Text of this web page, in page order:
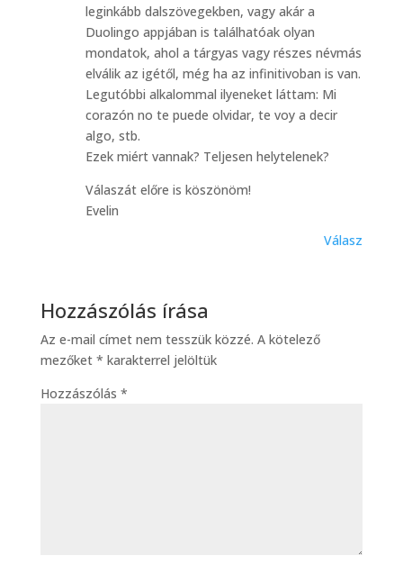
leginkább dalszövegekben, vagy akár a
Duolingo appjában is találhatóak olyan
mondatok, ahol a tárgyas vagy részes névmás
elválik az igétől, még ha az infinitivoban is van.
Legutóbbi alkalommal ilyeneket láttam: Mi
corazón no te puede olvidar, te voy a decir
algo, stb.
Ezek miért vannak? Teljesen helytelenek?
Válaszát előre is köszönöm!
Evelin
Válasz
Hozzászólás írása
Az e-mail címet nem tesszük közzé. A kötelező
mezőket * karakterrel jelöltük
Hozzászólás *